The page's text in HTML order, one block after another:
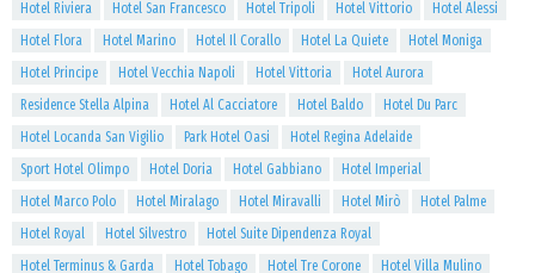
Hotel Riviera
Hotel San Francesco Hotel Tripoli Hotel Vittorio
Hotel Alessi
Hotel Flora
Hotel Marino Hotel Il Corallo Hotel La Quiete
Hotel Moniga
Hotel Principe
Hotel Vecchia Napoli Hotel Vittoria
Hotel Aurora
Residence Stella Alpina
Hotel Al Cacciatore Hotel Baldo
Hotel Du Parc
Hotel Locanda San Vigilio
Park Hotel Oasi
Hotel Regina Adelaide
Sport Hotel Olimpo
Hotel Doria Hotel Gabbiano
Hotel Imperial
Hotel Marco Polo
Hotel Miralago Hotel Miravalli Hotel Mirò
Hotel Palme
Hotel Royal
Hotel Silvestro
Hotel Suite Dipendenza Royal
Hotel Terminus & Garda
Hotel Tobago Hotel Tre Corone
Hotel Villa Mulino